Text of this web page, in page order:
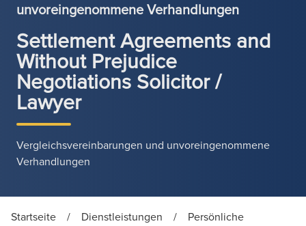
unvoreingenommene Verhandlungen
Settlement Agreements and
Without Prejudice
Negotiations Solicitor /
Lawyer
Vergleichsvereinbarungen und unvoreingenommene
Verhandlungen
Startseite / Dienstleistungen /
Persönliche